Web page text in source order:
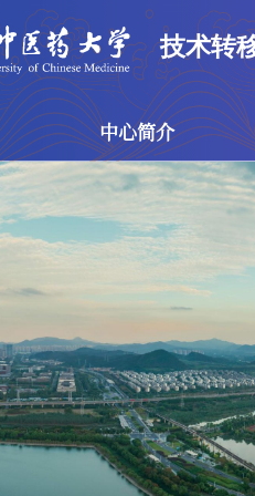
技术转
中心简介
中心简介
技术转移中心
概念验证中心
成